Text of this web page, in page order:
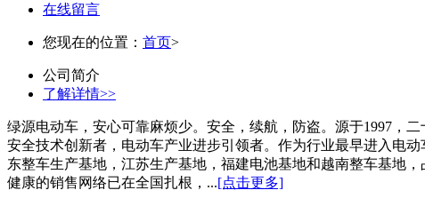
在线留言
您现在的位置： 首页>
公司简介
了解详情>>
绿源电动车，安心可靠麻烦少。安全，续航，防盗。源于1997，
安全技术创新者，电动车产业进步引领者。作为行业最早进入电
东整车生产基地，江苏生产基地，福建电池基地和越南整车基地
健康的销售网络已在全国扎根，...[点击更多]